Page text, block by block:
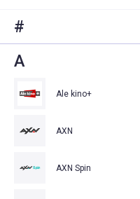
#
A
Ale kino+
AXN
AXN Spin